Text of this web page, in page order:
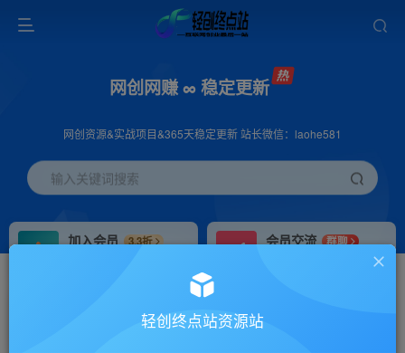
网创网赚 ∞ 稳定更新
网创资源&实战项目&365天稳定更新 站长微信：laohe581
输入关键词搜索
加入会员
3.3折
会员交流
群聊
推广返佣高达70%轻创终点站资源站